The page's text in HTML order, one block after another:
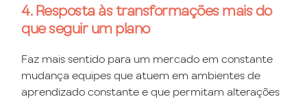
4. Resposta às transformações mais do
que seguir um plano
Faz mais sentido para um mercado em constante
mudança equipes que atuem em ambientes de
aprendizado constante e que permitam alterações